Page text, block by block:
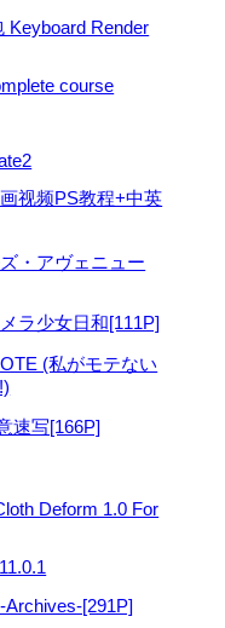
Keyboard Render
course
视频PS教程+中英
・アヴェニュー
ラ少女日和[111P]
(私がモテない
速写[166P]
Deform 1.0 For
[291P]